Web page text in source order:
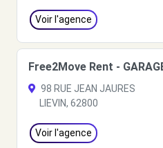
Voir l'agence
Free2Move Rent -
98 RUE JEAN JAURES
LIEVIN, 62800
Voir l'agence